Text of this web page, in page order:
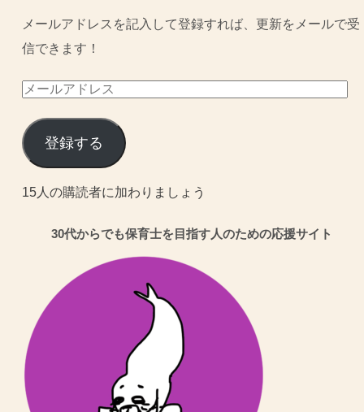
メールアドレスを記入して登録すれば、更新をメールで受
信できます！
メ
ル
ア
ド
登録する
15人の購読者に加わりましょう
30代からでも保育士を目指す人のための応援サイト